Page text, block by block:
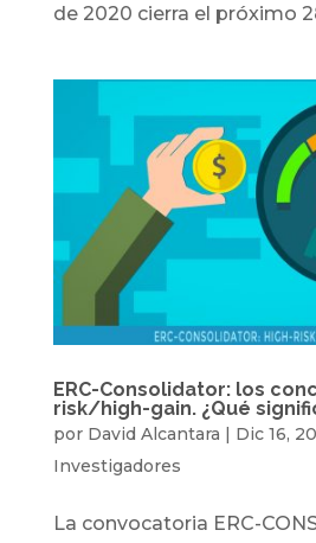
de 2020 cierra el próximo
ERC-Consolidator: los
risk/high-gain. ¿Qué
por David Alcantara | Dic 16,
Investigadores
La convocatoria ERC-